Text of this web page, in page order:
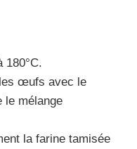
180°C.
œufs avec le
le mélange
la farine tamisée